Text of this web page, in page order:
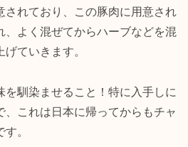
されており、この豚肉に用意され
、よく混ぜてからハーブなどを混
ていきます。
を馴染ませること！特に入手しに
、これは日本に帰ってからもチャ
。